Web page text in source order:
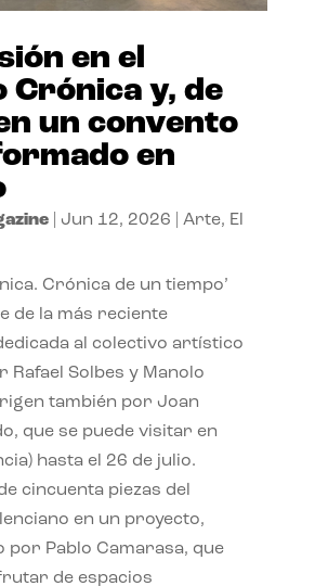
en el
Crónica y, de
un convento
en
| Jun 12, 2026 Arte, El
Crónica de un tiempo’
de la más reciente
al colectivo artístico
Rafael Solbes y Manolo
también por Joan
que se puede visitar en
hasta el 26 de julio.
cincuenta piezas del
en un proyecto,
por Pablo Camarasa, que
de espacios